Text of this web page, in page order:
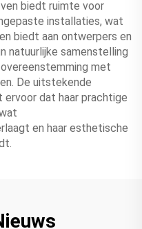
biedt ruimte voor
installaties, wat
biedt aan ontwerpers en
natuurlijke samenstelling
met
De uitstekende
dat haar prachtige
en haar esthetische